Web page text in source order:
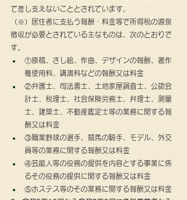
て差し支えないこととされています。
（※）居住者に支払う報酬・料金等で所得税の源泉
徴収が必要とされている主なものは、次のとおりで
す。
①原稿、さし絵、作曲、デザインの報酬、著作
権使用料、講演料などの報酬又は料金
②弁護士、司法書士、土地家屋調査士、公認会
計士、税理士、社会保険労務士、弁理士、測量
士、建築士、不動産鑑定士等の業務に関する報
酬又は料金
③職業野球の選手、競馬の騎手、モデル、外交
員等の業務に関する報酬又は料金
④芸能人等の役務の提供を内容とする事業に係
るその役務の提供に関する報酬又は料金
⑤ホステス等のその業務に関する報酬又は料金